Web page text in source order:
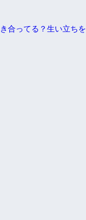
合ってる？生い立ちを